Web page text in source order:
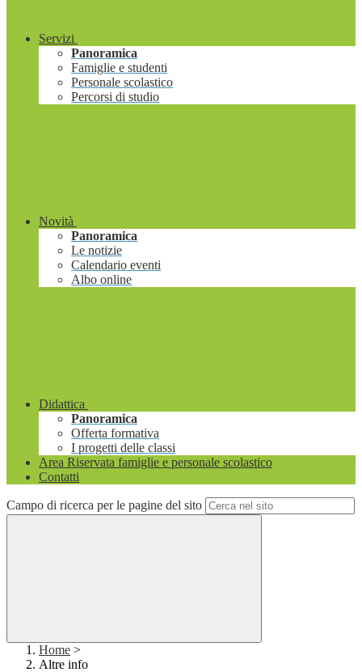
Servizi
Panoramica
Famiglie e studenti
Personale scolastico
Percorsi di studio
Novità
Panoramica
Le notizie
Calendario eventi
Albo online
Didattica
Panoramica
Offerta formativa
I progetti delle classi
Area Riservata famiglie e personale scolastico
Contatti
Campo di ricerca per le pagine del sito
Home >
Altre info